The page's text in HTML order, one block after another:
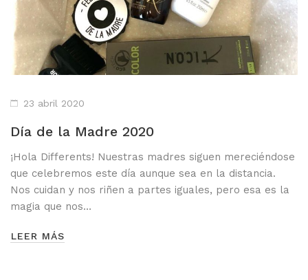
LOS MÁS VENDIDOS
TRAVEL
MERCHANDISING
23 abril 2020
Día de la Madre 2020
¡Hola Differents! Nuestras madres siguen mereciéndose
que celebremos este día aunque sea en la distancia.
Nos cuidan y nos riñen a partes iguales, pero esa es la
magia que nos…
LEER MÁS